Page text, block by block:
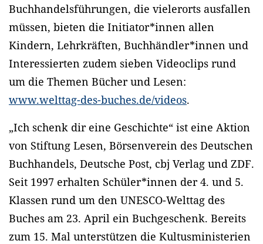
Buchhandelsführungen, die vielerorts ausfallen
müssen, bieten die Initiator*innen allen
Kindern, Lehrkräften, Buchhändler*innen und
Interessierten zudem sieben Videoclips rund
um die Themen Bücher und Lesen:
www.welttag-des-buches.de/videos.
„Ich schenk dir eine Geschichte“ ist eine Aktion
von Stiftung Lesen, Börsenverein des Deutschen
Buchhandels, Deutsche Post, cbj Verlag und ZDF.
Seit 1997 erhalten Schüler*innen der 4. und 5.
Klassen rund um den UNESCO-Welttag des
Buches am 23. April ein Buchgeschenk. Bereits
zum 15. Mal unterstützen die Kultusministerien